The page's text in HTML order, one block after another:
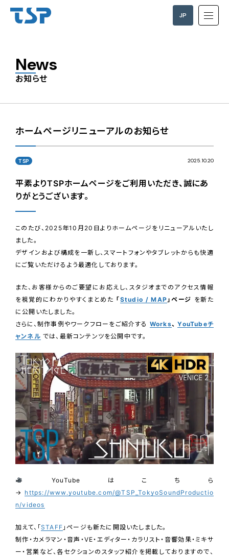
JP
News
お知らせ
ホームページリニューアルのお知らせ
TSP 2025.10.20
平素よりTSPホームページをご利用いただき、誠にあ
りがとうございます。
このたび、2025年10月20日よりホームページをリニューアルいたし
ました。
デザインおよび構成を一新し、スマートフォンやタブレットからも快適
にご覧いただけるよう最適化しております。
また、お客様からのご要望にお応えし、スタジオまでのアクセス情報
を視覚的にわかりやすくまとめた 「Studio / MAP」ページ を新た
に公開いたしました。
さらに、制作事例やワークフローをご紹介する Works、YouTubeチ
ャンネル では、最新コンテンツを公開中です。
YouTubeはこちら
→ https://www.youtube.com/@TSP_TokyoSoundProductio
n/videos
加えて、「STAFF 」ページも新たに開設いたしました。
制作・カメラマン・音声・VE・エディター・カラリスト・音響効果・ミキサ
ー・営業など、各セクションのスタッフ紹介を掲載しておりますので、